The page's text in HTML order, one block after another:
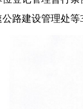
路建设管理处等